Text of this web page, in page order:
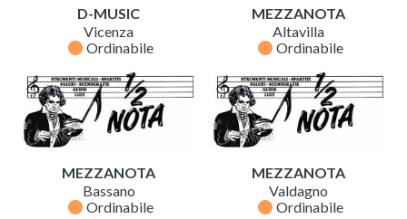
D-MUSIC
Vicenza
fiber_manual_record Ordinabile
MEZZANOTA
Altavilla
fiber_manual_record Ordinabile
MEZZANOTA
Bassano
fiber_manual_record Ordinabile
MEZZANOTA
Valdagno
fiber_manual_record Ordinabile